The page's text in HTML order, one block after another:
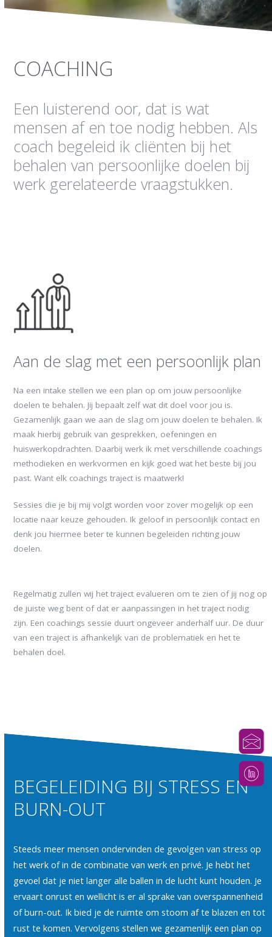
COACHING
Een luisterend oor, dat is wat
mensen af en toe nodig hebben. Als
coach begeleid ik cliënten bij het
behalen van persoonlijke doelen bij
werk gerelateerde vraagstukken.
Aan de slag met een persoonlijk plan
Na een intake stellen we een plan op om jouw persoonlijke
doelen te behalen. Jij bepaalt zelf wat dit doel voor jou is.
Gezamenlijk gaan we aan de slag om jouw doelen te behalen. Ik
maak hierbij gebruik van gesprekken, oefeningen en
huiswerkopdrachten. Daarbij werk ik met verschillende coachings
methodieken en werkvormen en kijk goed wat het beste bij jou
past. Want elk coachings traject is maatwerk!
Sessies die je bij mij volgt worden voor zover mogelijk op een
locatie naar keuze gehouden. Ik geloof in persoonlijk contact en
denk jou hiermee beter te kunnen begeleiden richting jouw
doelen.
Regelmatig zullen wij het traject evalueren om te zien of jij nog op
de juiste weg bent of dat er aanpassingen in het traject nodig
zijn. Een coachings sessie duurt ongeveer anderhalf uur. De duur
van een traject is afhankelijk van de problematiek en het te
behalen doel.
BEGELEIDING BIJ STRESS EN
BURN-OUT
Steeds meer mensen ondervinden de gevolgen van stress op
het werk of in de combinatie van werk en privé. Je hebt het
gevoel dat je niet langer alle ballen in de lucht kunt houden. Je
ervaart onrust en wellicht is er al sprake van overspannenheid
of burn-out. Ik bied je de ruimte om stoom af te blazen en tot
rust te komen. Vervolgens stellen we gezamenlijk een plan op